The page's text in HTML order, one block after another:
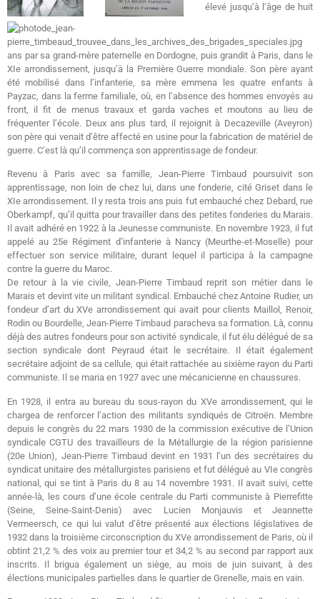
élevé jusqu’à l’âge de huit
ans par sa grand-mère paternelle en Dordogne, puis grandit à Paris, dans le
XIe arrondissement, jusqu’à la Première Guerre mondiale. Son père ayant
été mobilisé dans l’infanterie, sa mère emmena les quatre enfants à
Payzac, dans la ferme familiale, où, en l’absence des hommes envoyés au
front, il fit de menus travaux et garda vaches et moutons au lieu de
fréquenter l’école. Deux ans plus tard, il rejoignit à Decazeville (Aveyron)
son père qui venait d’être affecté en usine pour la fabrication de matériel de
guerre. C’est là qu’il commença son apprentissage de fondeur.
Revenu à Paris avec sa famille, Jean-Pierre Timbaud poursuivit son
apprentissage, non loin de chez lui, dans une fonderie, cité Griset dans le
XIe arrondissement. Il y resta trois ans puis fut embauché chez Debard, rue
Oberkampf, qu’il quitta pour travailler dans des petites fonderies du Marais.
Il avait adhéré en 1922 à la Jeunesse communiste. En novembre 1923, il fut
appelé au 25e Régiment d’infanterie à Nancy (Meurthe-et-Moselle) pour
effectuer son service militaire, durant lequel il participa à la campagne
contre la guerre du Maroc.
De retour à la vie civile, Jean-Pierre Timbaud reprit son métier dans le
Marais et devint vite un militant syndical. Embauché chez Antoine Rudier, un
fondeur d’art du XVe arrondissement qui avait pour clients Maillol, Renoir,
Rodin ou Bourdelle, Jean-Pierre Timbaud paracheva sa formation. Là, connu
déjà des autres fondeurs pour son activité syndicale, il fut élu délégué de sa
section syndicale dont Peyraud était le secrétaire. Il était également
secrétaire adjoint de sa cellule, qui était rattachée au sixième rayon du Parti
communiste. Il se maria en 1927 avec une mécanicienne en chaussures.
En 1928, il entra au bureau du sous-rayon du XVe arrondissement, qui le
chargea de renforcer l’action des militants syndiqués de Citroën. Membre
depuis le congrès du 22 mars 1930 de la commission exécutive de l’Union
syndicale CGTU des travailleurs de la Métallurgie de la région parisienne
(20e Union), Jean-Pierre Timbaud devint en 1931 l’un des secrétaires du
syndicat unitaire des métallurgistes parisiens et fut délégué au VIe congrès
national, qui se tint à Paris du 8 au 14 novembre 1931. Il avait suivi, cette
année-là, les cours d’une école centrale du Parti communiste à Pierrefitte
(Seine, Seine-Saint-Denis) avec Lucien Monjauvis et Jeannette
Vermeersch, ce qui lui valut d’être présenté aux élections législatives de
1932 dans la troisième circonscription du XVe arrondissement de Paris, où il
obtint 21,2 % des voix au premier tour et 34,2 % au second par rapport aux
inscrits. Il brigua également un siège, au mois de juin suivant, à des
élections municipales partielles dans le quartier de Grenelle, mais en vain.